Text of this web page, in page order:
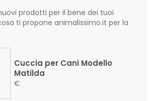
prodotti per il bene dei tuoi
ti propone animalissimo.it per la
Cuccia per Cani Modello
Matilda
€